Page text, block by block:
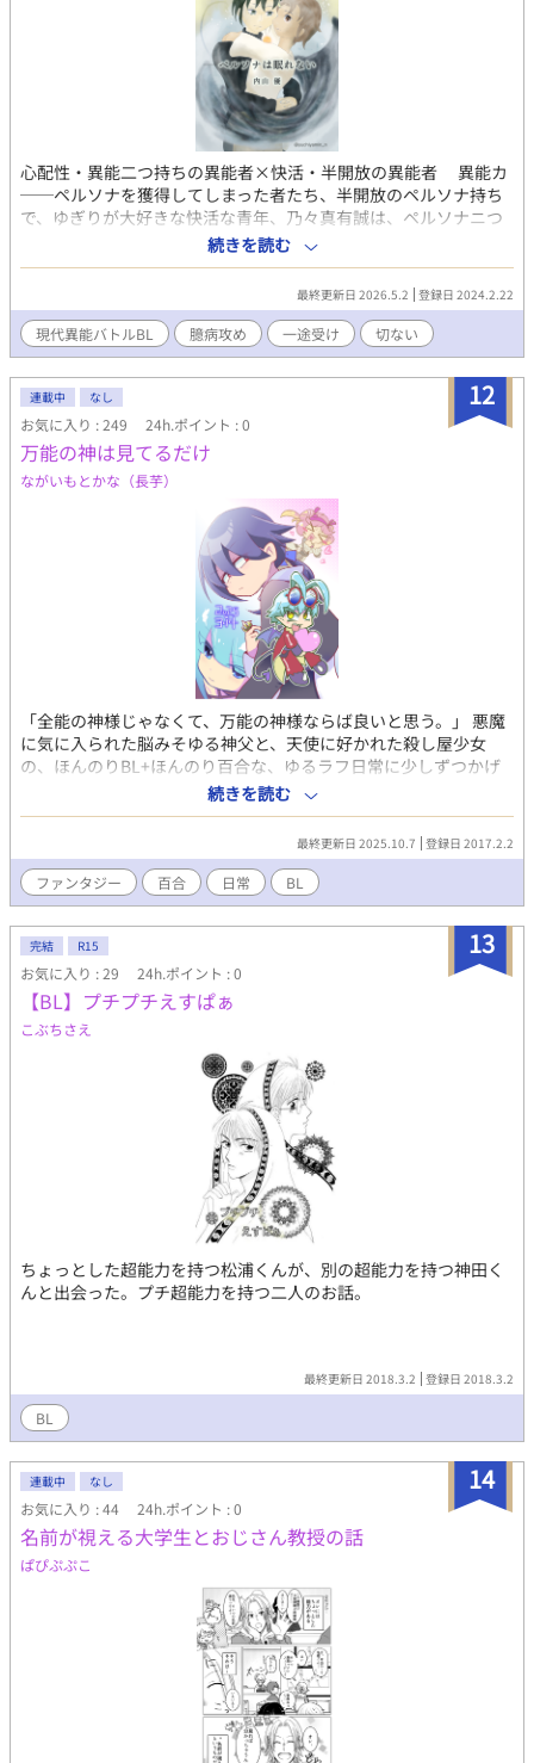
心配性・異能二つ持ちの異能者×快活・半開放の異能者 異能カ
──ペルソナを獲得してしまった者たち、半開放のペルソナ持ち
で、ゆぎりが大好きな快活な青年、乃々真有誠は、ペルソナニつ
持ちの迫間ゆぎりとともに、最凶のペルソナである白魔に立ち向
かう。 臆病と一途。二人の選択の物語。 短編マンガ 本編23ペー
ジ プロフや連載作業時のwipも掲載 不定期に番外編を更新予定。
続きを読む
最終更新日 2026.5.2 登録日 2024.2.22
現代異能バトルBL 臆病攻め 一途受け 切ない
12
連載中 なし
お気に入り : 249 24h.ポイント : 0
万能の神は見てるだけ
ながいもとかな（長芋）
「全能の神様じゃなくて、万能の神様ならば良いと思う。」 悪魔
に気に入られた脳みそゆる神父と、天使に好かれた殺し屋少女
の、ほんのりBL+ほんのり百合な、ゆるラフ日常に少しずつかげ
がおちていく落書き漫画。 あなたにとっての「万能の神様」は何
ですか。あるいは、誰ですか。 本編全15話 +気が向いたときに蛇
足極まりないゆかいな後日談的番外編を追加しています。
続きを読む
最終更新日 2025.10.7 登録日 2017.2.2
ファンタジー 百合 日常 BL
13
完結 R15
お気に入り : 29 24h.ポイント : 0
【BL】プチプチえすぱぁ
こぶちさえ
ちょっとした超能力を持つ松浦くんが、別の超能力を持つ神田く
んと出会った。プチ超能力を持つ二人のお話。
最終更新日 2018.3.2 登録日 2018.3.2
BL
14
連載中 なし
お気に入り : 44 24h.ポイント : 0
名前が視える大学生とおじさん教授の話
ぱぴぷぷこ